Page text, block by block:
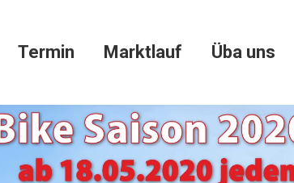
Termin Marktlauf Üba uns